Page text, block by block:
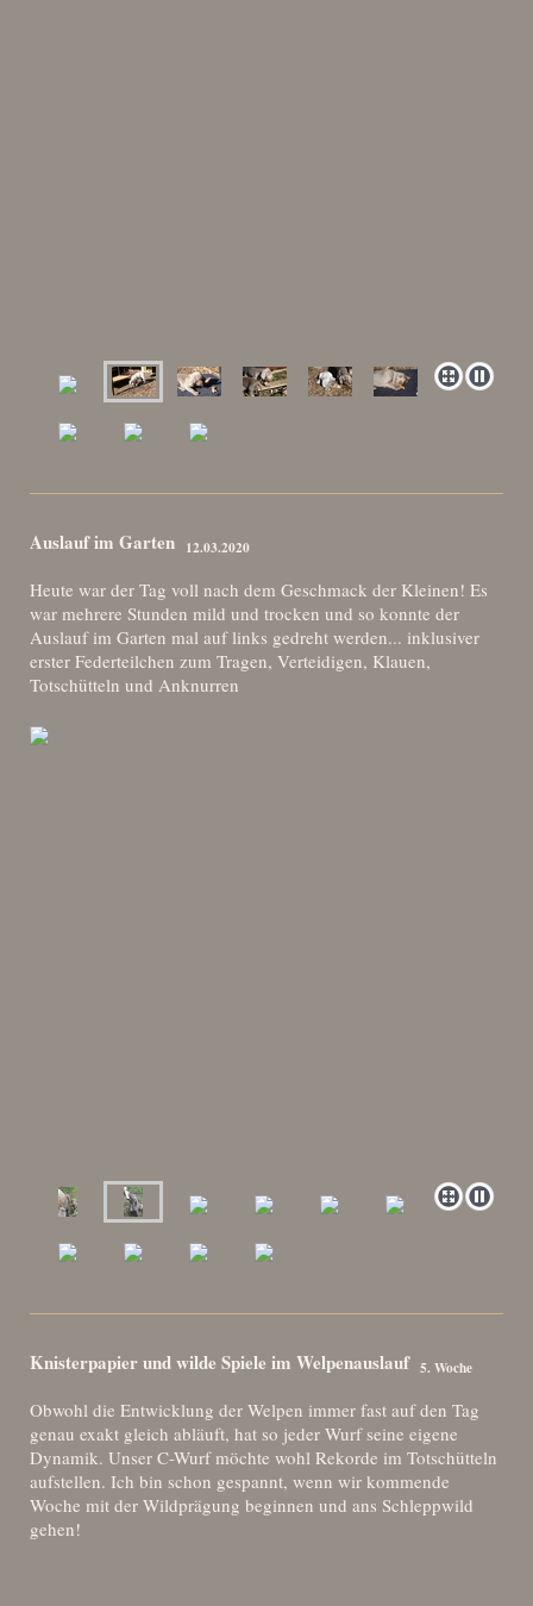
Auslauf im Garten 12.03.2020
Heute war der Tag voll nach dem Geschmack der Kleinen! Es
war mehrere Stunden mild und trocken und so konnte der
Auslauf im Garten mal auf links gedreht werden... inklusiver
erster Federteilchen zum Tragen, Verteidigen, Klauen,
Totschütteln und Anknurren
Knisterpapier und wilde Spiele im Welpenauslauf 5. Woche
Obwohl die Entwicklung der Welpen immer fast auf den Tag
genau exakt gleich abläuft, hat so jeder Wurf seine eigene
Dynamik. Unser C-Wurf möchte wohl Rekorde im Totschütteln
aufstellen. Ich bin schon gespannt, wenn wir kommende
Woche mit der Wildprägung beginnen und ans Schleppwild
gehen!